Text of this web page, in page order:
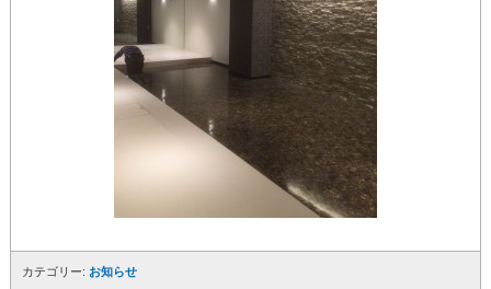
カテゴリー: お知らせ